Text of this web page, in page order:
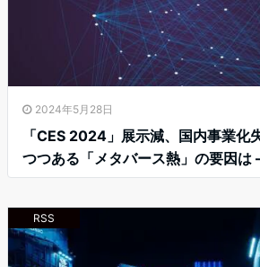
2024年5月28日
「CES 2024」展示減、国内事業化
つつある「メタバース熱」の要因は
RSS